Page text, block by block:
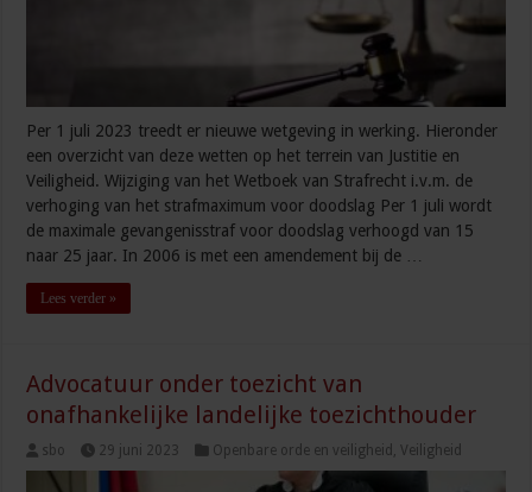
Per 1 juli 2023 treedt er nieuwe wetgeving in werking. Hieronder
een overzicht van deze wetten op het terrein van Justitie en
Veiligheid. Wijziging van het Wetboek van Strafrecht i.v.m. de
verhoging van het strafmaximum voor doodslag Per 1 juli wordt
de maximale gevangenisstraf voor doodslag verhoogd van 15
naar 25 jaar. In 2006 is met een amendement bij de …
Lees verder »
Advocatuur onder toezicht van
onafhankelijke landelijke toezichthouder
sbo 29 juni 2023 Openbare orde en veiligheid ,Veiligheid